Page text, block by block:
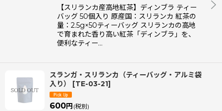
【スリランカ産高地紅茶】ディンブラ ティー
バッグ 50個入り 原産国：スリランカ 紅茶の
量：2.5g×50ティーバッグ スリランカの高地
で育まれた香り高い紅茶「ディンブラ」を、
便利なティー…
スランガ・スリランカ（ティーバッグ・アルミ袋
入り）
[TE-03-21]
600円 (税別)